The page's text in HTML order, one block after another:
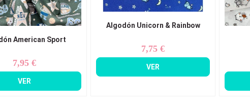
American Sport
Precio
7,95 €
VER
Algodón Unicorn & Rainbow
Precio
7,75 €
VER